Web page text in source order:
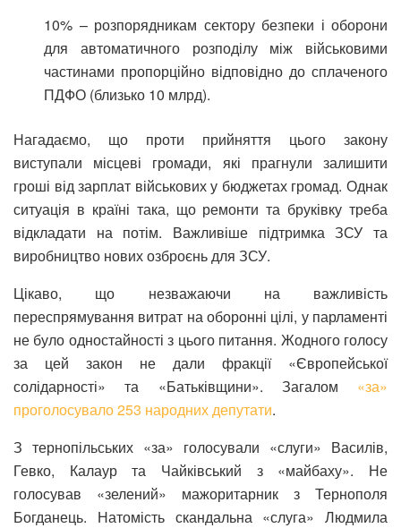
10% – розпорядникам сектору безпеки і оборони
для автоматичного розподілу між військовими
частинами пропорційно відповідно до сплаченого
ПДФО (близько 10 млрд).
Нагадаємо, що проти прийняття цього закону
виступали місцеві громади, які прагнули залишити
гроші від зарплат військових у бюджетах громад. Однак
ситуація в країні така, що ремонти та бруківку треба
відкладати на потім. Важливіше підтримка ЗСУ та
виробництво нових озброєнь для ЗСУ.
Цікаво, що незважаючи на важливість
переспрямування витрат на оборонні цілі, у парламенті
не було одностайності з цього питання. Жодного голосу
за цей закон не дали фракції «Європейської
солідарності» та «Батьківщини». Загалом «за»
проголосувало 253 народних депутати.
З тернопільських «за» голосували «слуги» Василів,
Гевко, Калаур та Чайківський з «майбаху». Не
голосував «зелений» мажоритарник з Тернополя
Богданець. Натомість скандальна «слуга» Людмила